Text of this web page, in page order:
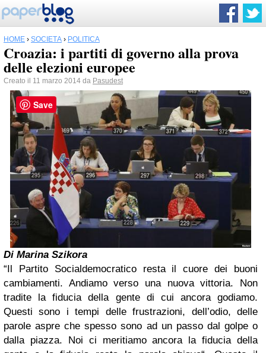
HOME › SOCIETÀ › POLITICA
Croazia: i partiti di governo alla prova
delle elezioni europee
Creato il 11 marzo 2014 da Pasudest
Di Marina Szikora
“Il Partito Socialdemocratico resta il cuore dei buoni
cambiamenti. Andiamo verso una nuova vittoria. Non
tradite la fiducia della gente di cui ancora godiamo.
Questi sono i tempi delle frustrazioni, dell’odio, delle
parole aspre che spesso sono ad un passo dal golpe o
dalla piazza. Noi ci meritiamo ancora la fiducia della
Save